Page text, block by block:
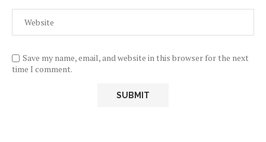
Save my name, email, and website in this browser for the next
time I comment.